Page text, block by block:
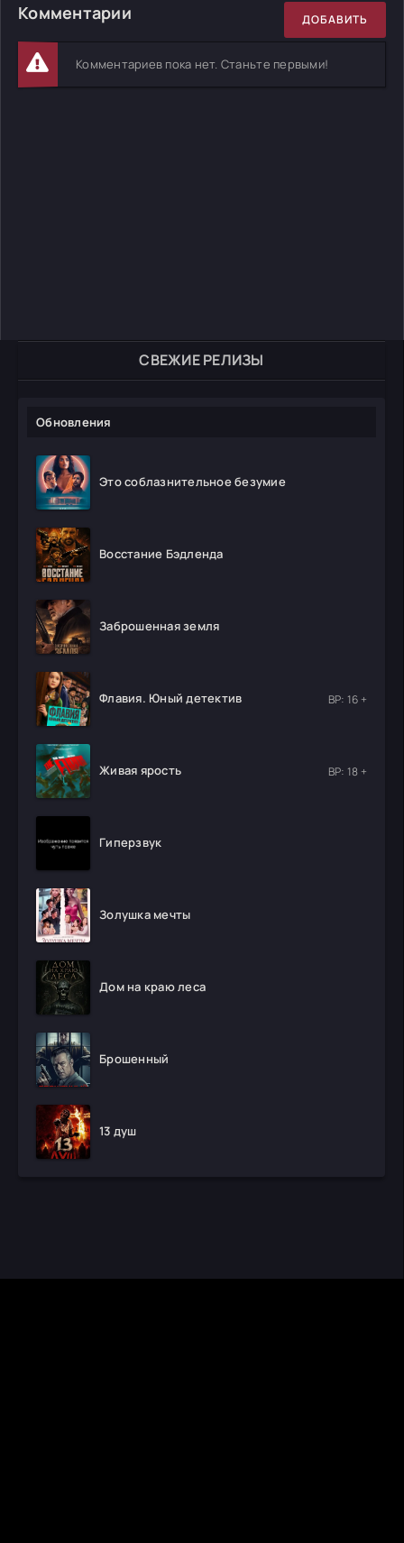
СВЕЖИЕ РЕЛИЗЫ
Обновления
Это соблазнительное безумие
Восстание Бэдленда
Заброшенная земля
Флавия. Юный детектив ВР: 16 +
Живая ярость ВР: 18 +
Гиперзвук
Золушка мечты
Дом на краю леса
Брошенный
13 душ
Комментарии ДОБАВИТЬ
Комментариев пока нет. Станьте первыми!